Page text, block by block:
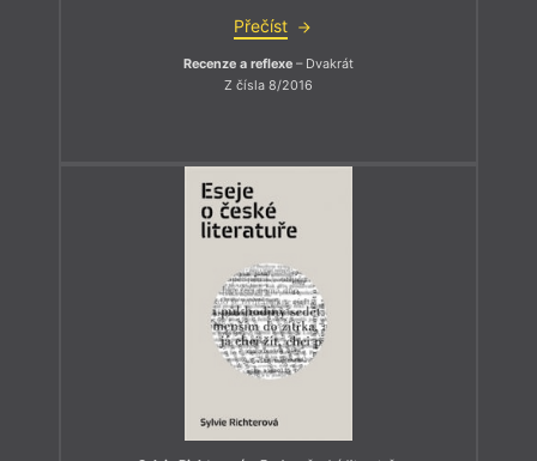
Přečíst
Recenze a reflexe – Dvakrát
Z čísla 8/2016